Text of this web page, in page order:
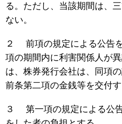
る。ただし、当該期間は、
ない。
２ 前項の規定による公告
項の期間内に利害関係人が
は、株券発行会社は、同項
前条第二項の金銭等を交付す
３ 第一項の規定による公